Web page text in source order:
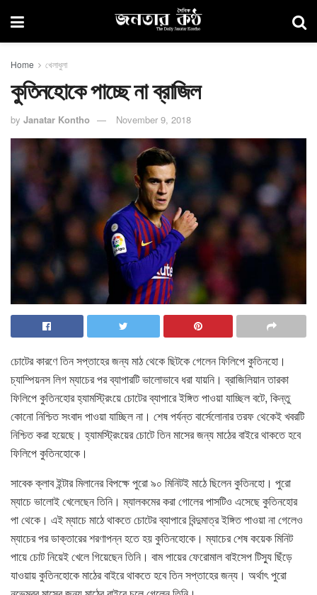
Home খেলাধুলা
কুতিনহোকে পাচ্ছে না ব্রাজিল
by Janatar Kontho November 9, 2018
চোটের কারণে তিন সপ্তাহের জন্য মাঠ থেকে ছিটকে গেলেন ফিলিপে কুতিনহো।
চ্যাম্পিয়নস লিগ ম্যাচের পর ব্যাপারটি ভালোভাবে ধরা যায়নি। ব্রাজিলিয়ান তারকা
ফিলিপে কুতিনহোর হ্যামস্ট্রিংয়ে চোটের ব্যাপারে ইঙ্গিত পাওয়া যাচ্ছিল বটে, কিন্তু
কোনো নিশ্চিত সংবাদ পাওয়া যাচ্ছিল না। শেষ পর্যন্ত বার্সেলোনার তরফ থেকেই খবরটি
নিশ্চিত করা হয়েছে। হ্যামস্ট্রিংয়ের চোটে তিন মাসের জন্য মাঠের বাইরে থাকতে হবে
ফিলিপে কুতিনহোকে।
সাবেক ক্লাব ইন্টার মিলানের বিপক্ষে পুরো ৯০ মিনিটই মাঠে ছিলেন কুতিনহো। পুরো
ম্যাচে ভালোই খেলেছেন তিনি। ম্যালকমের করা গোলের পাসটিও এসেছে কুতিনহোর
পা থেকে। এই ম্যাচে মাঠে থাকতে চোটের ব্যাপারে বিন্দুমাত্র ইঙ্গিত পাওয়া না গেলেও
ম্যাচের পর ডাক্তারের শরণাপন্ন হতে হয় কুতিনহোকে। ম্যাচের শেষ কয়েক মিনিট
পায়ে চোট নিয়েই খেলে গিয়েছেন তিনি। বাম পায়ের ফেরোমাল বাইসেপ টিস্যু ছিঁড়ে
যাওয়ায় কুতিনহোকে মাঠের বাইরে থাকতে হবে তিন সপ্তাহের জন্য। অর্থাৎ পুরো